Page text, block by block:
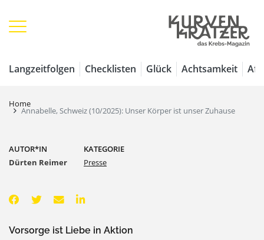
Langzeitfolgen Checklisten Glück Achtsamkeit
Home
Annabelle, Schweiz (10/2025): Unser Körper ist unser Zuhause
AUTOR*IN
Dürten Reimer
KATEGORIE
Presse
Vorsorge ist Liebe in Aktion